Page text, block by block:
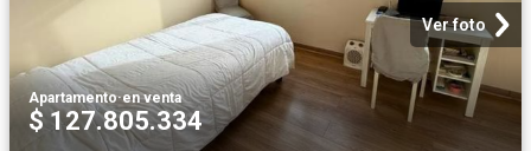
Ver foto
Apartamento·en venta
$ 127.805.334